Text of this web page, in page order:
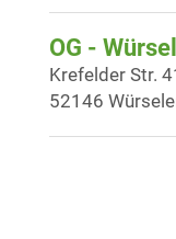
OG -
Krefelder Str.
52146